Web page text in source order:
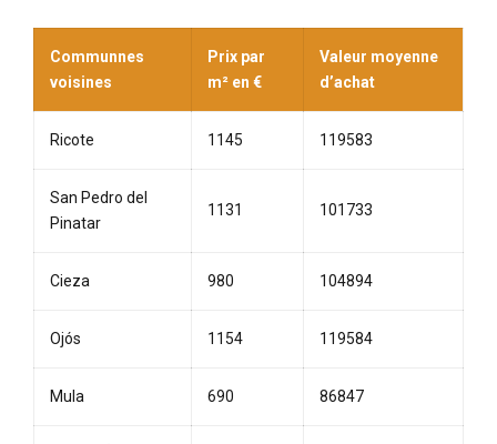
Communnes
voisines
Prix par
m² en €
Valeur moyenne
d’achat
Ricote 1145 119583
San Pedro del
Pinatar
1131 101733
Cieza 980 104894
Ojós 1154 119584
Mula 690 86847